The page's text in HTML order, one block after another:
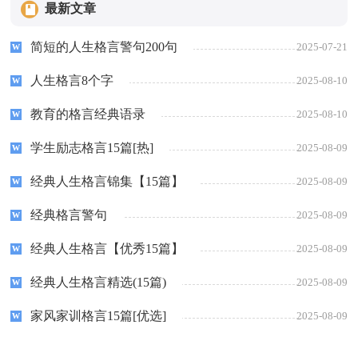
最新文章
简短的人生格言警句200句 2025-07-21
人生格言8个字 2025-08-10
教育的格言经典语录 2025-08-10
学生励志格言15篇[热] 2025-08-09
经典人生格言锦集【15篇】 2025-08-09
经典格言警句 2025-08-09
经典人生格言【优秀15篇】 2025-08-09
经典人生格言精选(15篇) 2025-08-09
家风家训格言15篇[优选] 2025-08-09